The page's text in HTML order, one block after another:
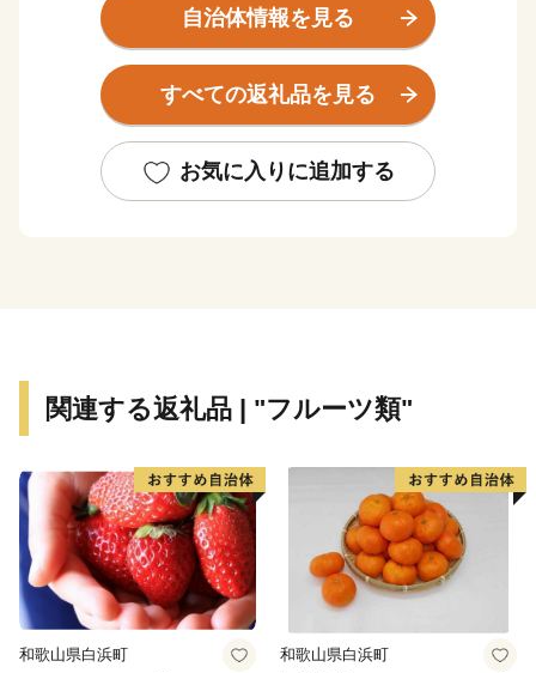
を海に囲まれ、名護岳、嘉津宇岳、多野岳と緑深い山々
に抱かれ、やんばる地域の中心市として多くの観光客が
訪れる自然豊かなまちです。
ておりますが、中でも8品目は拠点産地に認定されてい
ます。また、畜産業では鶏卵やブロイラー、養豚などの
名護市は、山・川・海を有し自然環境に恵まれた地であ
在しております。名護城をはじめとする史跡、御嶽・拝
所や豊年祭などの祭事、国指定文化財「津嘉山酒造所」
などの伝統的建築物など、歴史・文化資源も魅力の一つ
となっております。
自治体情報を見る
すべての返礼品を見る
お気に入りに追加する
関連する返礼品 | "フルーツ類"
和歌山県白浜町 和歌山県白浜町